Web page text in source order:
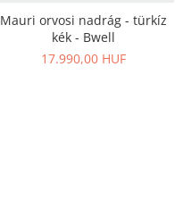
Mauri orvosi nadrág - türkíz
kék - Bwell
17.990,00 HUF